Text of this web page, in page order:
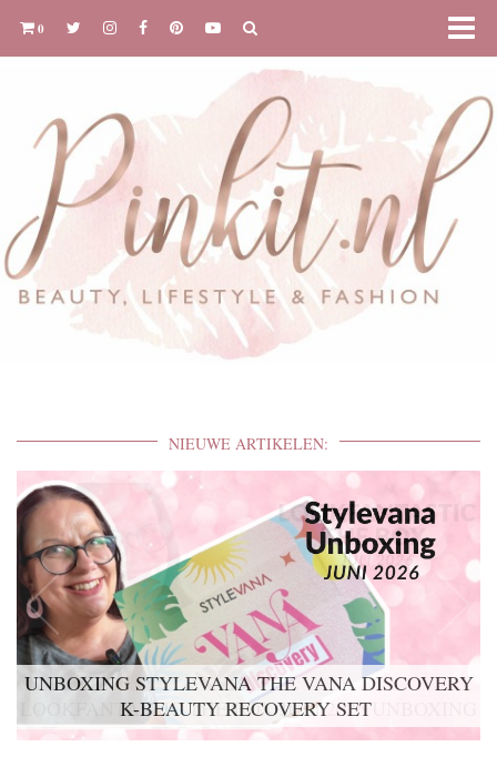
0
NIEUWE ARTIKELEN:
UNBOXING STYLEVANA THE VANA DISCOVERY
K-BEAUTY RECOVERY SET